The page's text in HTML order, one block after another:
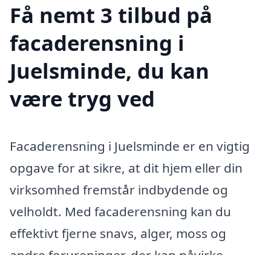
Få nemt 3 tilbud på
facaderensning i
Juelsminde, du kan
være tryg ved
Facaderensning i Juelsminde er en vigtig
opgave for at sikre, at dit hjem eller din
virksomhed fremstår indbydende og
velholdt. Med facaderensning kan du
effektivt fjerne snavs, alger, moss og